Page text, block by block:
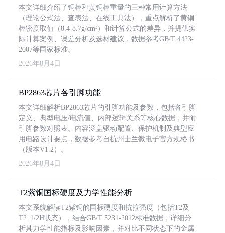
本文详细介绍了铜棒和黄铜棒重量的三种常用计算方法
（理论公式法、查表法、在线工具法），重点解析了黄铜
棒密度取值（8.4-8.7g/cm³）和计算公式的差异，并提供实
际计算案例、误差分析及选材建议，数据参考GB/T 4423-
2007等国家标准。
2026年8月4日
BP2863芯片各引脚功能
本文详细解析BP2863芯片的引脚功能及参数，包括各引脚
定义、典型电压/电流值、内部逻辑关系等核心数据，并附
引脚参数对照表。内容涵盖驱动配置、保护机制及典型应
用电路设计要点，数据参考自杭州士兰微电子官方规格书
（版本V1.2）。
2026年8月4日
T2紫铜国标硬度及力学性能分析
本文系统解读T2紫铜的国标硬度和抗拉强度（包括T2及
T2_1/2H状态），结合GB/T 5231-2012标准数据，详细分
析其力学性能指标及影响因素，并对比不同状态下的金属